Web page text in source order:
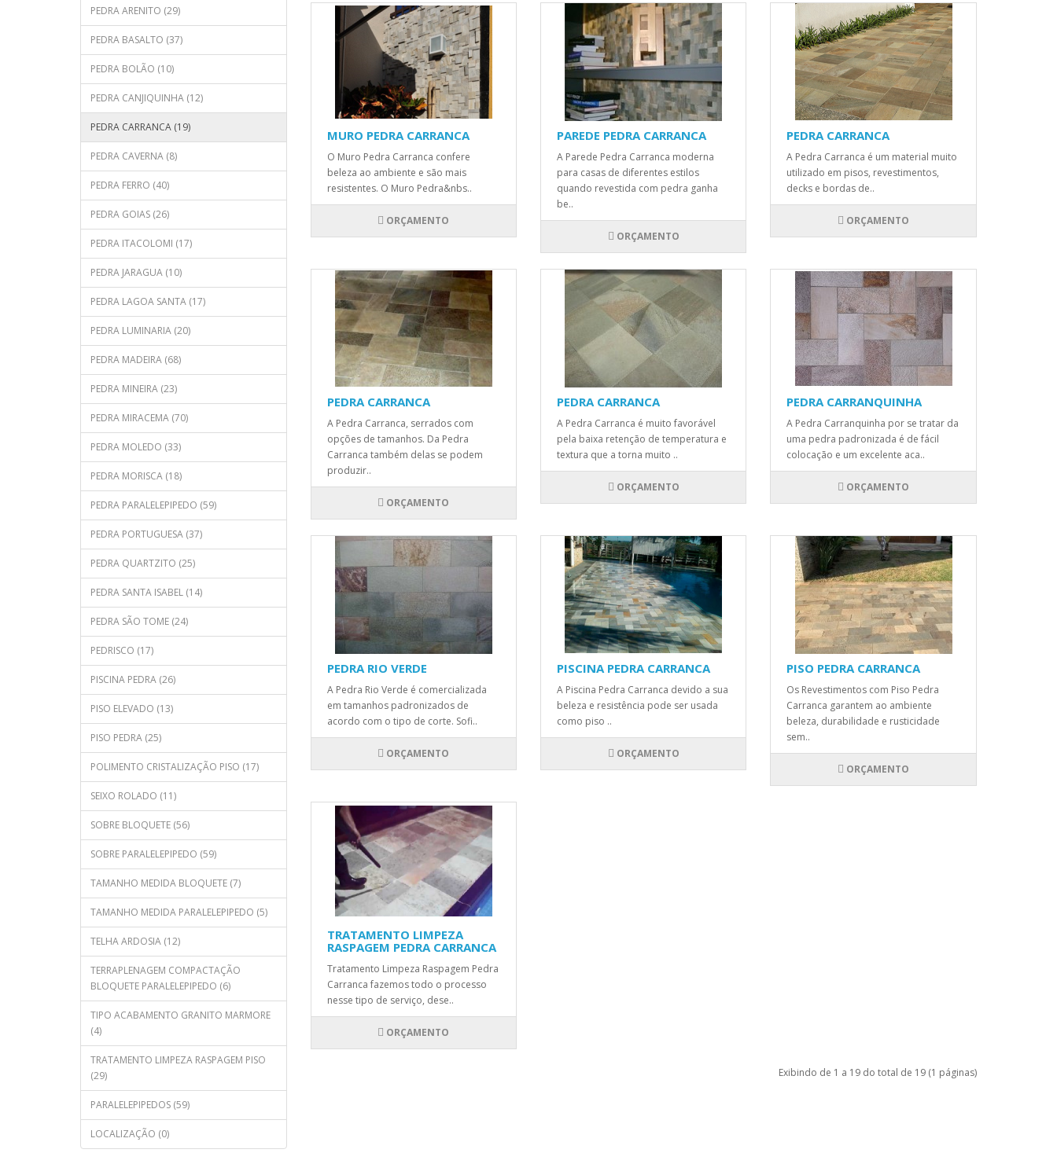
PEDRA ARENITO (29)
PEDRA BASALTO (37)
PEDRA BOLÃO (10)
PEDRA CANJIQUINHA (12)
PEDRA CARRANCA (19)
PEDRA CAVERNA (8)
PEDRA FERRO (40)
PEDRA GOIAS (26)
PEDRA ITACOLOMI (17)
PEDRA JARAGUA (10)
PEDRA LAGOA SANTA (17)
PEDRA LUMINARIA (20)
PEDRA MADEIRA (68)
PEDRA MINEIRA (23)
PEDRA MIRACEMA (70)
PEDRA MOLEDO (33)
PEDRA MORISCA (18)
PEDRA PARALELEPIPEDO (59)
PEDRA PORTUGUESA (37)
PEDRA QUARTZITO (25)
PEDRA SANTA ISABEL (14)
PEDRA SÃO TOME (24)
PEDRISCO (17)
PISCINA PEDRA (26)
PISO ELEVADO (13)
PISO PEDRA (25)
POLIMENTO CRISTALIZAÇÃO PISO (17)
SEIXO ROLADO (11)
SOBRE BLOQUETE (56)
SOBRE PARALELEPIPEDO (59)
TAMANHO MEDIDA BLOQUETE (7)
TAMANHO MEDIDA PARALELEPIPEDO (5)
TELHA ARDOSIA (12)
TERRAPLENAGEM COMPACTAÇÃO
BLOQUETE PARALELEPIPEDO (6)
TIPO ACABAMENTO GRANITO MARMORE
(4)
TRATAMENTO LIMPEZA RASPAGEM PISO
(29)
PARALELEPIPEDOS (59)
LOCALIZAÇÃO (0)
MURO PEDRA CARRANCA
O Muro Pedra Carranca confere
beleza ao ambiente e são mais
resistentes. O Muro Pedra&nbs..
ORÇAMENTO
PAREDE PEDRA CARRANCA
A Parede Pedra Carranca moderna
para casas de diferentes estilos
quando revestida com pedra ganha
be..
ORÇAMENTO
PEDRA CARRANCA
A Pedra Carranca é um material muito
utilizado em pisos, revestimentos,
decks e bordas de..
ORÇAMENTO
PEDRA CARRANCA
A Pedra Carranca, serrados com
opções de tamanhos. Da Pedra
Carranca também delas se podem
produzir..
ORÇAMENTO
PEDRA CARRANCA
A Pedra Carranca é muito favorável
pela baixa retenção de temperatura e
textura que a torna muito ..
ORÇAMENTO
PEDRA CARRANQUINHA
A Pedra Carranquinha por se tratar da
uma pedra padronizada é de fácil
colocação e um excelente aca..
ORÇAMENTO
PEDRA RIO VERDE
A Pedra Rio Verde é comercializada
em tamanhos padronizados de
acordo com o tipo de corte. Sofi..
ORÇAMENTO
PISCINA PEDRA CARRANCA
A Piscina Pedra Carranca devido a sua
beleza e resistência pode ser usada
como piso ..
ORÇAMENTO
PISO PEDRA CARRANCA
Os Revestimentos com Piso Pedra
Carranca garantem ao ambiente
beleza, durabilidade e rusticidade
sem..
ORÇAMENTO
TRATAMENTO LIMPEZA
RASPAGEM PEDRA CARRANCA
Tratamento Limpeza Raspagem Pedra
Carranca fazemos todo o processo
nesse tipo de serviço, dese..
ORÇAMENTO
Exibindo de 1 a 19 do total de 19 (1 páginas)